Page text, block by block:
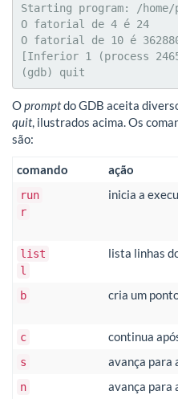
Starting program: /
O fatorial de 4 é 24
O fatorial de 10 é
[Inferior 1 (process
(gdb) quit
Opromptdo GDB aceita
quit, ilustrados acima. Os
são:
comando ação
run
r
inicia a
list
l
lista linhas
b cria um
c continua
s avança para
n avança para